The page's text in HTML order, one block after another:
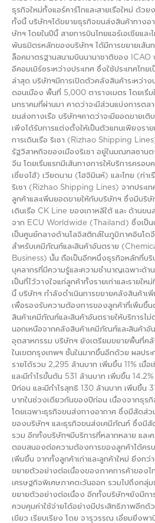
ธุรกิจใหม่ทั้งแอร์คาร์โกและสายเรือใหม่ ด้ว
ทั้งนี้ บริษัทฯได้ขยายธุรกิจขนส่งสินค้าทางอ
ษัทฯ โดยในปีนี้ สายการบินไทยแอร์เอเชียและ
พันธมิตรหลักของบริษัทฯ ได้มีการขยายเส้น
ล็อคมาตรฐานสนามบินนานาชาติของ
อีคอมเมิร์ซระหว่างประเทศ ซึ่งใช้ประเทศไท
ล่าสุด บริษัทฯมีการเปิดตัวคลังสินค้าระหว่าง
ดอนเมือง พื้นที่ 5,000 ตารางเมตร โดยเริ่
มกราคมที่ผ่านมา คาดว่าจะมีส่วนแบ่งการตล
ขนส่งทางเรือ บริษัทฯคาดว่าจะมียอดขายเติ
เพิ่งได้รับการแต่งตั้งให้เป็นตัวแทนเพียงราย
การเดินเรือ ริเชา (Rizhao Shipping
รัฐวิสาหกิจของเมืองริเชา อยู่ในมณฑลซาน
จีน โดยเริ่มแรกมีเส้นทางการให้บริการครอบ
เซี่ยงไฮ้) เวียดนาม (โฮจิมินห์) และไทย (ท่า
ริเชา (Rizhao Shipping Lines) จากประเ
ลูกค้าและเพิ่มยอดขายให้กับบริษัทฯ ซึ่งมีบริ
เดินเรือ CK Line ของเกาหลีใต้ และ ด้านข
จาก ECU Worldwide (Thailand) ซึ่งเป็น
เป็นศูนย์กลางด้านโลจิสติกส์ในภูมิภาคอินโด
สำหรับเคมีภัณฑ์และสินค้าอันตราย
Business) นั้น ถือเป็นอีกหนึ่งธุรกิจหลักที่บ
บุคลากรที่มีความรู้และความชำนาญเฉพาะด้า
เป็นที่ไว้วางใจแก่ลูกค้าทั้งรายเก่าและรายให
นี้ บริษัทฯ กำลังดำเนินการขยายคลังสินค้าเ
เพื่อรองรับความต้องการของลูกค้าที่เพิ่มขึ้น
สินค้าเคมีภัณฑ์และสินค้าอันตรายให้บริการไ
นอกเหนือจากคลังสินค้าเคมีภัณฑ์และสินค้าอัน
อุตสาหกรรม บริษัทฯ ยังเตรียมขยายพื้นที่คลั
ในเขตกรุงเทพฯ ชั้นในมากขึ้นอีกด้วย ผลปร
รายได้รวม 2,295 ล้านบาท เพิ่มขึ้น 11% เมื่
และมีกำไรขั้นต้น 531 ล้านบาท เพิ่มขึ้น
ปีก่อน และมีกำไรสุทธิ 130 ล้านบาท เพิ่มขึ้น
บาทในช่วงเดียวกันของปีก่อน เนื่องจากธุร
โดยเฉพาะธุรกิจขนส่งทางอากาศ ซึ่งมีสัดส่ว
ของบริษัทฯ และธุรกิจขนส่งเคมีภัณฑ์ ซึ่งมีสั
รวม อีกทั้งบริษัทฯมีบริการที่หลากหลาย และ
ตอบสนองต่อความต้องการของลูกค้าได้คร
เพิ่มขึ้น จากทั้งลูกค้าเก่าและลูกค้าใหม่ ยิ่งก
ขยายตัวอย่างต่อเนื่องของภาคการค้าของไท
เศรษฐกิจพิเศษภาคตะวันออก รวมไปถึงกลุ่
ขยายตัวอย่างต่อเนื่อง อีกทั้งบริษัทฯยังมีกา
ควบคุมค่าใช้จ่ายได้อย่างมีประสิทธิภาพอีกด้
เขียว เรียบเรียง โดย จารุวรรณ เอี่ยมยิ่งพา